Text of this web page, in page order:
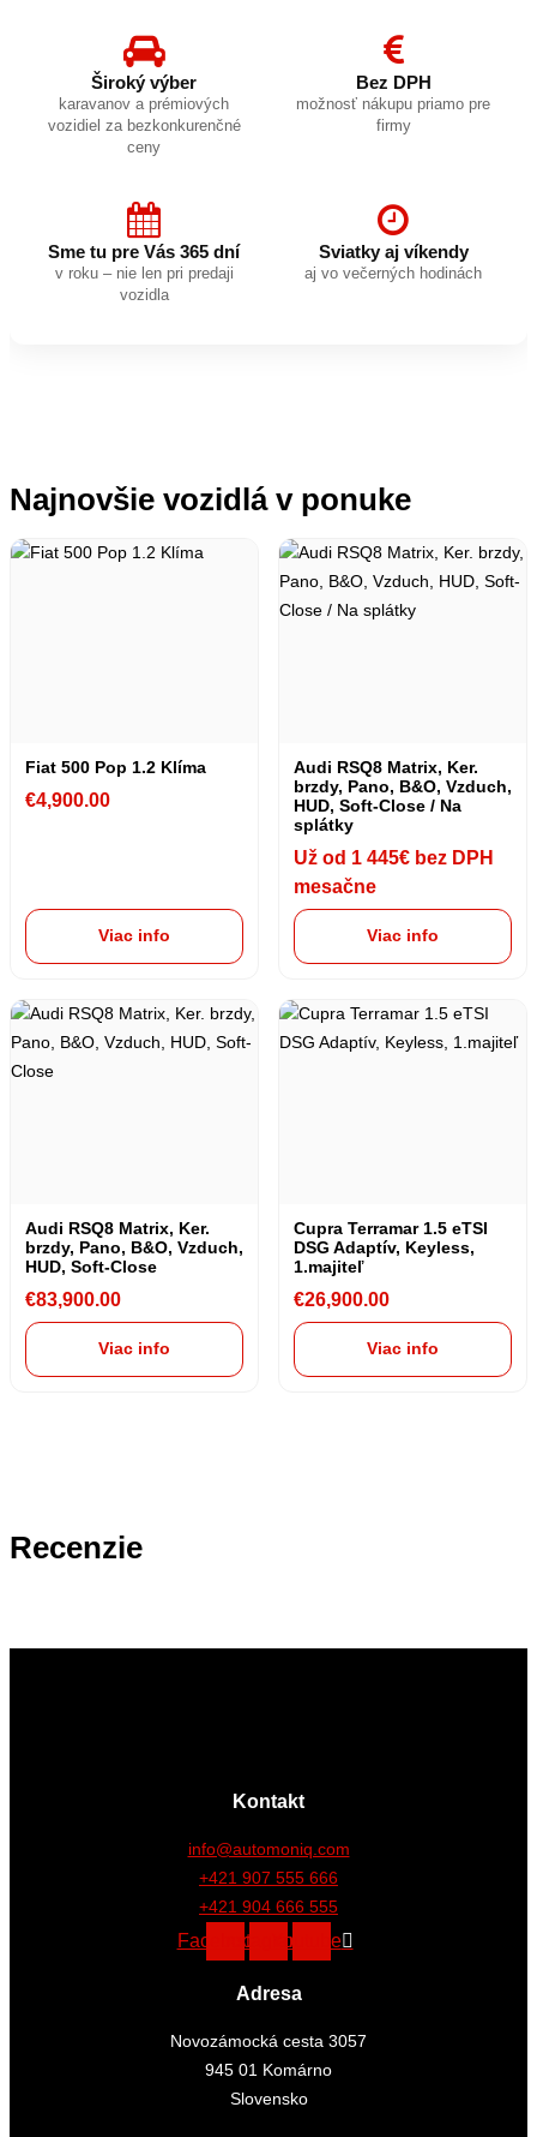
Široký výber
karavanov a prémiových
vozidiel za bezkonkurenčné
ceny
Bez DPH
možnosť nákupu priamo pre
firmy
Sme tu pre Vás 365 dní
v roku – nie len pri predaji
vozidla
Sviatky aj víkendy
aj vo večerných hodinách
Najnovšie vozidlá v ponuke
Fiat 500 Pop 1.2 Klíma
€4,900.00
Viac info
Audi RSQ8 Matrix, Ker.
brzdy, Pano, B&O, Vzduch,
HUD, Soft-Close / Na
splátky
Už od 1 445€ bez DPH
mesačne
Viac info
Audi RSQ8 Matrix, Ker.
brzdy, Pano, B&O, Vzduch,
HUD, Soft-Close
€83,900.00
Viac info
Cupra Terramar 1.5 eTSI
DSG Adaptív, Keyless,
1.majiteľ
€26,900.00
Viac info
Recenzie
Kontakt
info@automoniq.com
+421 907 555 666
+421 904 666 555
FacebookInstagramYoutube
Adresa
Novozámocká cesta 3057
945 01 Komárno
Slovensko